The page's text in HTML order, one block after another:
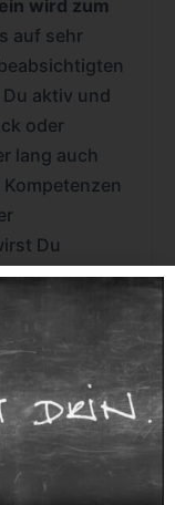
wird zum
auf sehr
aktiv und
oder
lang auch
Du
der
Deine
und Dich
Schein =
und Deine
das